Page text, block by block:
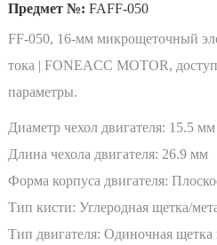
Предмет №: FAFF-050
FF-050, 16-мм микрощеточный
тока | FONEACC MOTOR,
параметры.
Диаметр чехол двигателя: 15.5 мм
Длина чехола двигателя: 26.9 мм
Форма корпуса двигателя:
Тип кисти: Углеродная щетка/
Тип двигателя: Одиночная щетка